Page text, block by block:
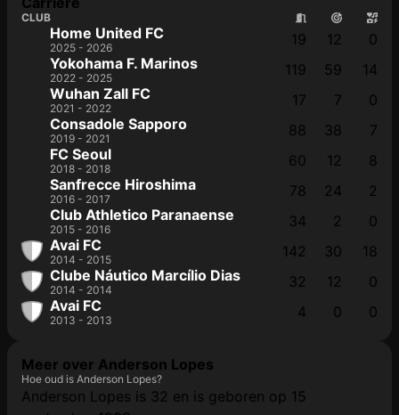
CLUB
Home United FC
2025 - 2026 19 12
0
Yokohama F. Marinos
2022 - 2025 119 59
14
Wuhan Zall FC
2021 - 2022 17 7
0
Consadole Sapporo
2019 - 2021 88 38
7
FC Seoul
2018 - 2018 60 12
8
Sanfrecce Hiroshima
2016 - 2017 78 24
2
Club Athletico Paranaense
2015 - 2016 34 2
0
Avai FC
2014 - 2015 142 30
18
Clube Náutico Marcílio Dias
2014 - 2014 32 12
0
Avai FC
2013 - 2013 4 0 0
Meer over Anderson Lopes
Hoe oud is Anderson Lopes?
Anderson Lopes is 32 en is geboren op 15